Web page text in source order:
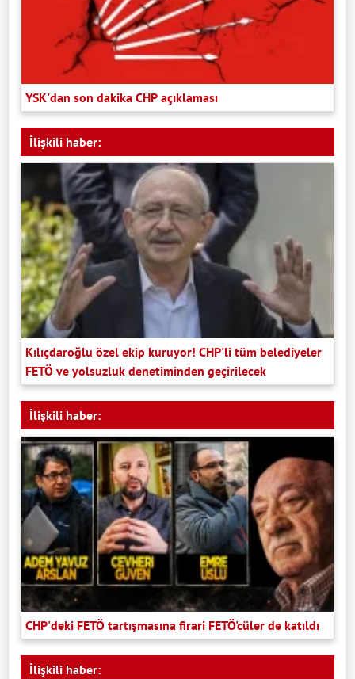
YSK'dan son dakika CHP açıklaması
İlişkili haber:
Kılıçdaroğlu özel ekip kuruyor! CHP'li tüm belediyeler
FETÖ ve yolsuzluk denetiminden geçirilecek
İlişkili haber:
CHP'deki FETÖ tartışmasına firari FETÖ'cüler de katıldı
İlişkili haber: